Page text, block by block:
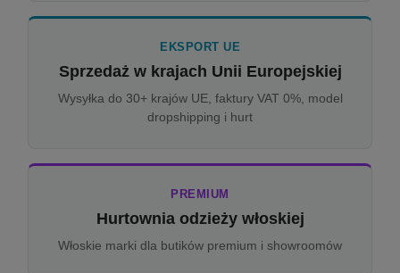
EKSPORT UE
Sprzedaż w krajach Unii Europejskiej
Wysyłka do 30+ krajów UE, faktury VAT 0%, model
dropshipping i hurt
PREMIUM
Hurtownia odzieży włoskiej
Włoskie marki dla butików premium i showroomów